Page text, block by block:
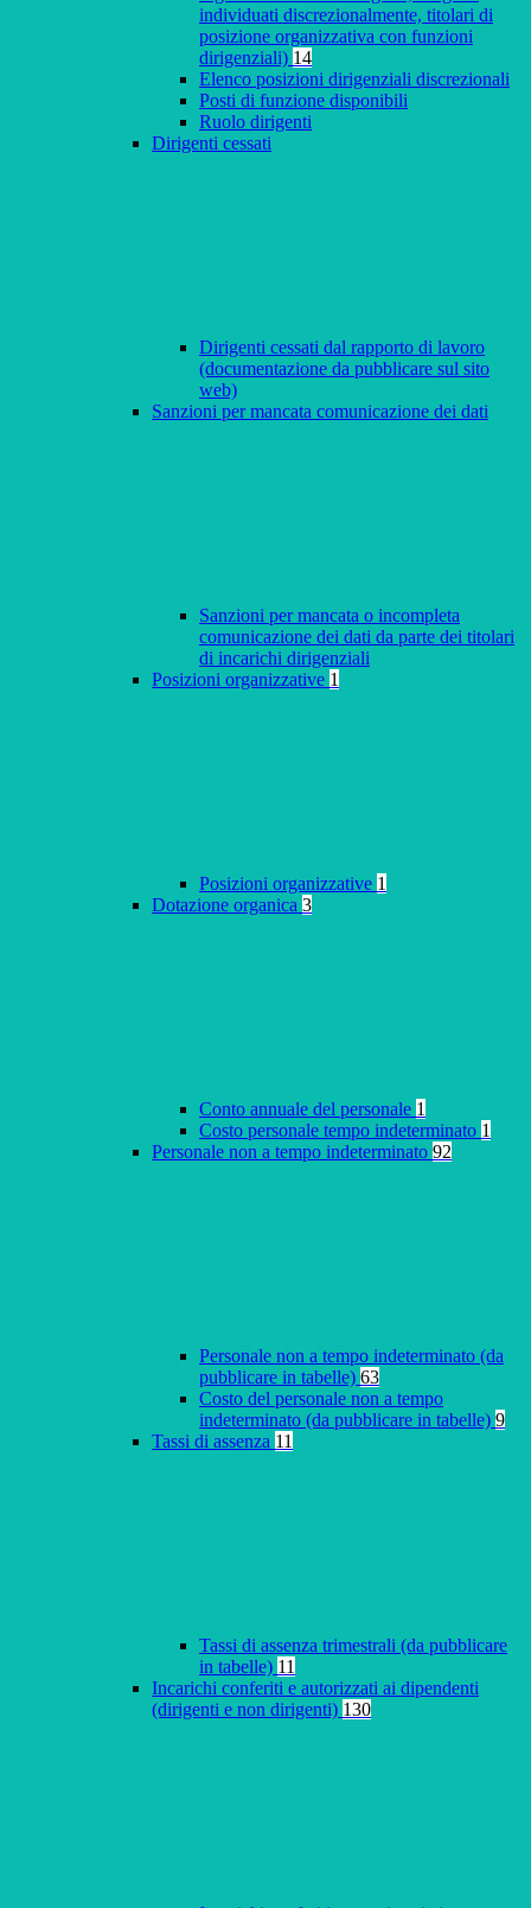
individuati discrezionalmente, titolari di
posizione organizzativa con funzioni
dirigenziali) 14
Elenco posizioni dirigenziali discrezionali
Posti di funzione disponibili
Ruolo dirigenti
Dirigenti cessati
Dirigenti cessati dal rapporto di lavoro
(documentazione da pubblicare sul sito
web)
Sanzioni per mancata comunicazione dei dati
Sanzioni per mancata o incompleta
comunicazione dei dati da parte dei titolari
di incarichi dirigenziali
Posizioni organizzative 1
Posizioni organizzative 1
Dotazione organica 3
Conto annuale del personale 1
Costo personale tempo indeterminato 1
Personale non a tempo indeterminato 92
Personale non a tempo indeterminato (da
pubblicare in tabelle) 63
Costo del personale non a tempo
indeterminato (da pubblicare in tabelle) 9
Tassi di assenza 11
Tassi di assenza trimestrali (da pubblicare
in tabelle) 11
Incarichi conferiti e autorizzati ai dipendenti
(dirigenti e non dirigenti) 130